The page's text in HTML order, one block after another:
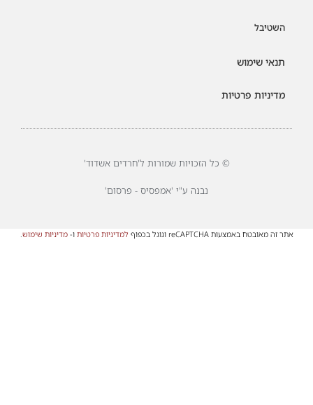
השטיבל
תנאי שימוש
מדיניות פרטיות
© כל הזכויות שמורות ל'חרדים אשדוד'
נבנה ע"י 'אמפסיס - פרסום'
אתר זה מאובטח באמצעות reCAPTCHA וגוגל בכפוף למדיניות פרטיותו-מדיניות שימוש.